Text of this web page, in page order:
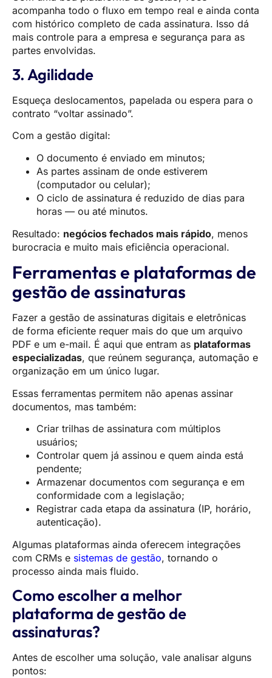
acompanha todo o fluxo em tempo real e ainda conta
com histórico completo de cada assinatura. Isso dá
mais controle para a empresa e segurança para as
partes envolvidas.
3. Agilidade
Esqueça deslocamentos, papelada ou espera para o
contrato “voltar assinado”.
Com a gestão digital:
O documento é enviado em minutos;
As partes assinam de onde estiverem
(computador ou celular);
O ciclo de assinatura é reduzido de dias para
horas — ou até minutos.
Resultado: negócios fechados mais rápido, menos
burocracia e muito mais eficiência operacional.
Ferramentas e plataformas de
gestão de assinaturas
Fazer a gestão de assinaturas digitais e eletrônicas
de forma eficiente requer mais do que um arquivo
PDF e um e-mail. É aqui que entram as plataformas
especializadas, que reúnem segurança, automação e
organização em um único lugar.
Essas ferramentas permitem não apenas assinar
documentos, mas também:
Criar trilhas de assinatura com múltiplos
usuários;
Controlar quem já assinou e quem ainda está
pendente;
Armazenar documentos com segurança e em
conformidade com a legislação;
Registrar cada etapa da assinatura (IP, horário,
autenticação).
Algumas plataformas ainda oferecem integrações
com CRMs e sistemas de gestão, tornando o
processo ainda mais fluido.
Como escolher a melhor
plataforma de gestão de
assinaturas?
Antes de escolher uma solução, vale analisar alguns
pontos: